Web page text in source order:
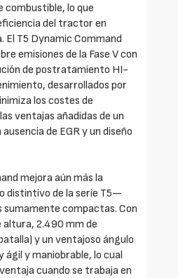
combustible, lo que
del tractor en
T5 Dynamic Command
emisiones de la Fase V con
de postratamiento HI-
desarrollados por
los costes de
ventajas añadidas de un
de EGR y un diseño
mejora aún más la
distintivo de la serie T5—
sumamente compactas. Con
altura, 2.490 mm de
y un ventajoso ángulo
ágil y maniobrable, lo cual
cuando se trabaja en